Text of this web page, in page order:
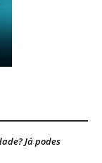
Já podes